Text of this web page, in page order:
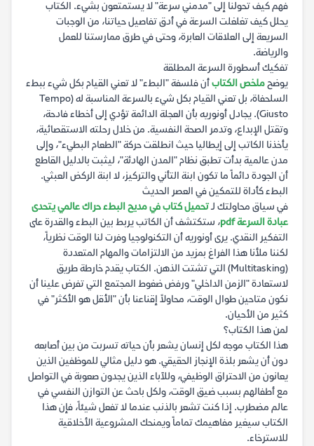
فهم كيف تحولنا إلى "مدمني سرعة" لا يستمتعون بشيء. الكتاب
يحلل كيف تغلغلت السرعة في أدق تفاصيل حياتنا، من الوجبات
السريعة إلى العلاقات العابرة، وحتى في طرق ممارستنا للعمل
والرياضة.
تفكيك أسطورة السرعة المطلقة
يوضحملخص الكتابأن فلسفة "البطء" لا تعني القيام بكل شيء ببطء
السلحفاة، بل تعني القيام بكل شيء بالسرعة المناسبة له (Tempo
Giusto). يجادل أونوريه بأن العجلة الدائمة تؤدي إلى أخطاء فادحة،
وتقتل الإبداع، وتدمر الصحة النفسية. من خلال رحلته الاستقصائية،
يأخذنا الكاتب إلى إيطاليا حيث انطلقت حركة "الطعام البطيء"، وإلى
مدن عالمية بدأت تطبق نظام "المدن الهادئة"، ليثبت بالدليل القاطع
أن الجودة دائماً ما تكون ابنة التأني والتركيز، لا ابنة الركض العبثي.
البطء كأداة للتمكين في العصر الحديث
في سياق محاولتك لـتحميل كتاب في مديح البطء حراك عالمي يتحدى
عبادة السرعة pdf
، ستكتشف أن الكاتب يربط بين البطء والقدرة على
التفكير النقدي. يرى أونوريه أن التكنولوجيا وفرت لنا الوقت نظرياً،
لكننا ملأنا هذا الفراغ بمزيد من الالتزامات والمهام المتعددة
(Multitasking) التي تشتت الذهن. الكتاب يقدم خارطة طريق
لاستعادة "الزمن الداخلي" ورفض ضغوط المجتمع التي تفرض علينا أن
نكون متاحين طوال الوقت، محاولاً إقناعنا بأن "الأقل هو الأكثر" في
كثير من الأحيان.
لمن هذا الكتاب؟
هذا الكتاب موجه لكل إنسان يشعر بأن حياته تسربت من بين أصابعه
دون أن يشعر بلذة الإنجاز الحقيقي. هو دليل مثالي للموظفين الذين
يعانون من الاحتراق الوظيفي، وللآباء الذين يجدون صعوبة في التواصل
مع أطفالهم بسبب ضيق الوقت، ولكل باحث عن التوازن النفسي في
عالم مضطرب. إذا كنت تشعر بالذنب عندما لا تفعل شيئاً، فإن هذا
الكتاب سيغير مفاهيمك تماماً ويمنحك المشروعية الأخلاقية
للاسترخاء.